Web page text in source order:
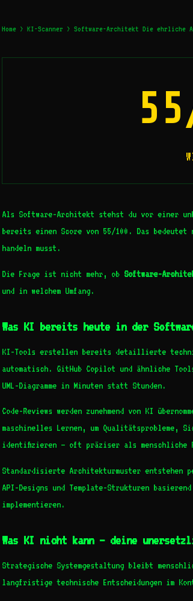
Home > KI-Scanner > Software-Architekt Die ehrliche
Als Software-Architekt stehst du vor einer
bereits einen Score von 55/100. Das
handeln musst.
Die Frage ist nicht mehr, ob Software-
und in welchem Umfang.
Was KI bereits heute in der
KI-Tools erstellen bereits detaillierte
automatisch. GitHub Copilot und ähnliche
UML-Diagramme in Minuten statt Stunden.
Code-Reviews werden zunehmend von KI
maschinelles Lernen, um Qualitätsprobleme,
identifizieren – oft präziser als menschliche
Standardisierte Architekturmuster entstehen
API-Designs und Template-Strukturen
implementieren.
Was KI nicht kann – deine
Strategische Systemgestaltung bleibt
langfristige technische Entscheidungen im